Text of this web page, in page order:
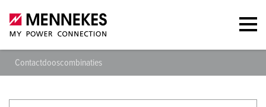
Contactdooscombinaties